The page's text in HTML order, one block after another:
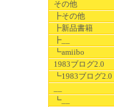
その他
┣その他
┣新品書籍
┣__
┗amiibo
1983ブログ2.0
┗1983ブログ2.0
┗__